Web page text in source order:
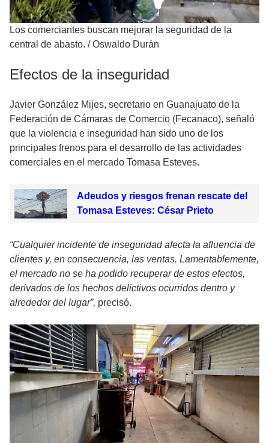
Los comerciantes buscan mejorar la seguridad de la
central de abasto. /Oswaldo Durán
Efectos de la inseguridad
Javier González Mijes, secretario en Guanajuato de la
Federación de Cámaras de Comercio (Fecanaco), señaló
que la violencia e inseguridad han sido uno de los
principales frenos para el desarrollo de las actividades
comerciales en el mercado Tomasa Esteves.
Adeudos y riesgos frenan rescate del
Tomasa Esteves: César Prieto
“Cualquier incidente de inseguridad afecta la afluencia de
clientes y, en consecuencia, las ventas. Lamentablemente,
el mercado no se ha podido recuperar de estos efectos,
derivados de los hechos delictivos ocurridos dentro y
alrededor del lugar”, precisó.